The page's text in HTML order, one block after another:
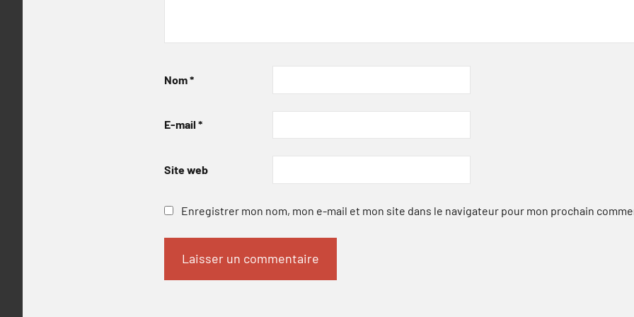
Nom*
E-mail *
Site web
Enregistrer mon nom, mon e-mail et mon site dans le navigateur pour mon prochain